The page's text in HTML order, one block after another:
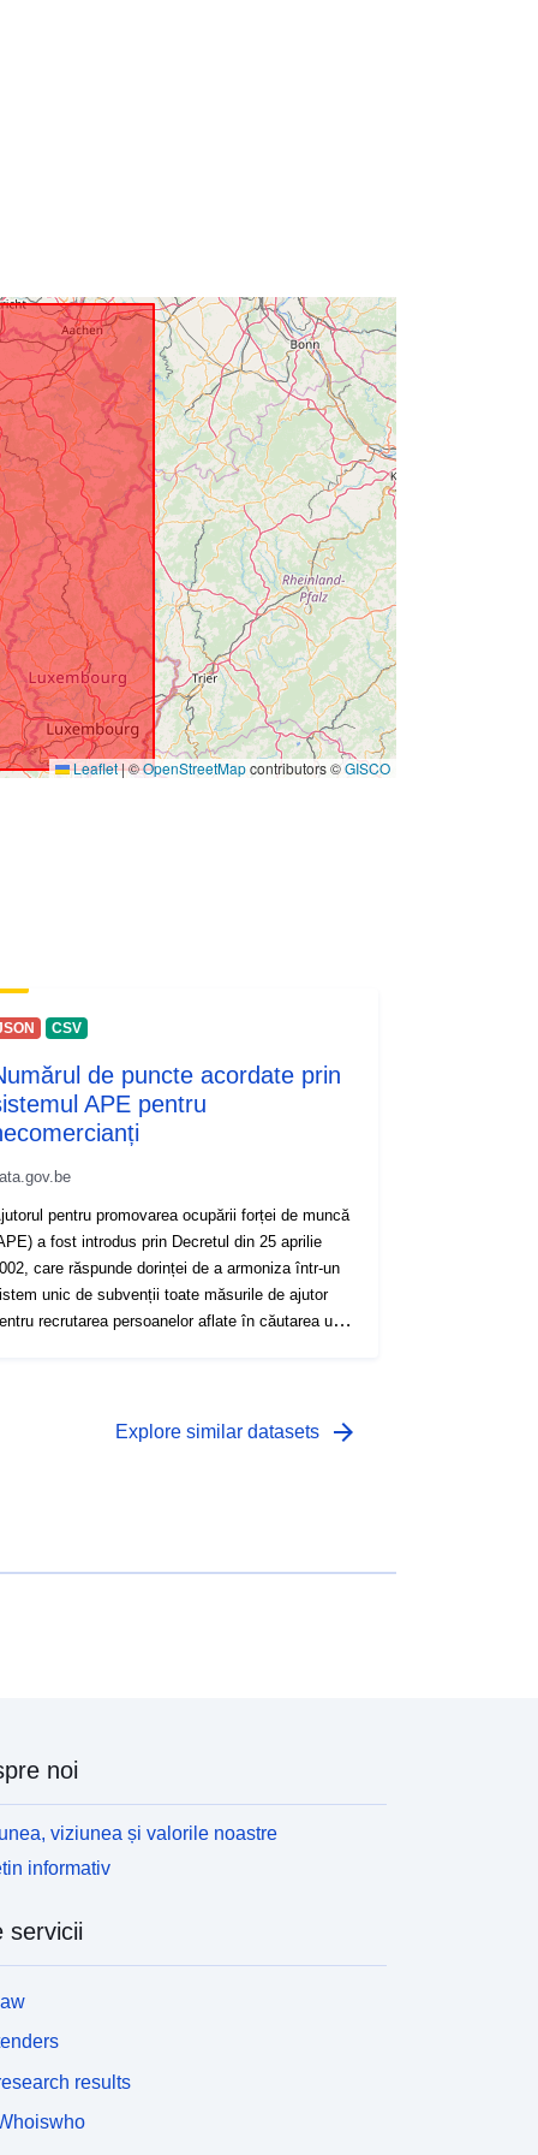
Leaflet|©OpenStreetMapcontributors ©GISCO
CSV
de puncte acordate prin
APE pentru
pentru promovarea ocupării forței de muncă
a fost introdus prin Decretul din 25 aprilie
care răspunde dorinței de a armoniza într-un
unic de subvenții toate măsurile de ajutor
recrutarea persoanelor aflate în căutarea unui
bugetar interdepartamental pentru ocuparea forței de
1. numărul de proiecte: un proiect corespunde
EPA și care a fost finalizat cu succes. 2.
numărul de angajatori: un angajator corespunde unei
comerciale în sensul Banque Carrefour des
în funcție de localizarea sediului lor
APE, stabilită la 2970,86 EUR în 2013,
indexată automat în funcție de evoluția
Explore similar datasets arrow_forward
noi
viziunea și valorile noastre
informativ
servicii
results